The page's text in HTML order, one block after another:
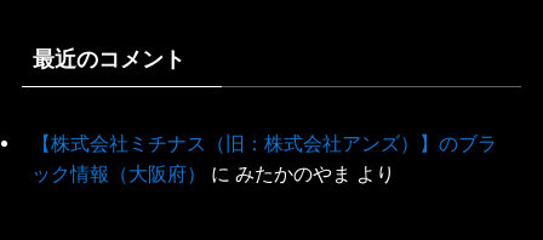
最近のコメント
【株式会社ミチナス（旧：株式会社アンズ）】のブラ
ック情報（大阪府）
に みたかのやま より